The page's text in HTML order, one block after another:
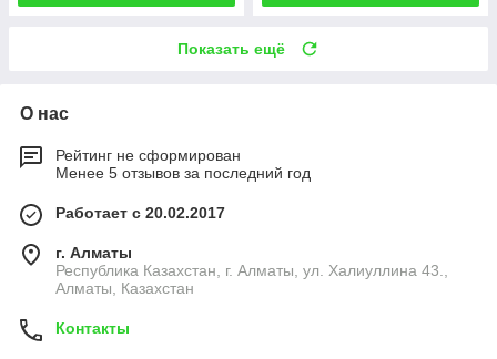
Показать ещё
О нас
Рейтинг не сформирован
Менее 5 отзывов за последний год
Работает с 20.02.2017
г. Алматы
Республика Казахстан, г. Алматы, ул. Халиуллина 43.,
Алматы, Казахстан
Контакты